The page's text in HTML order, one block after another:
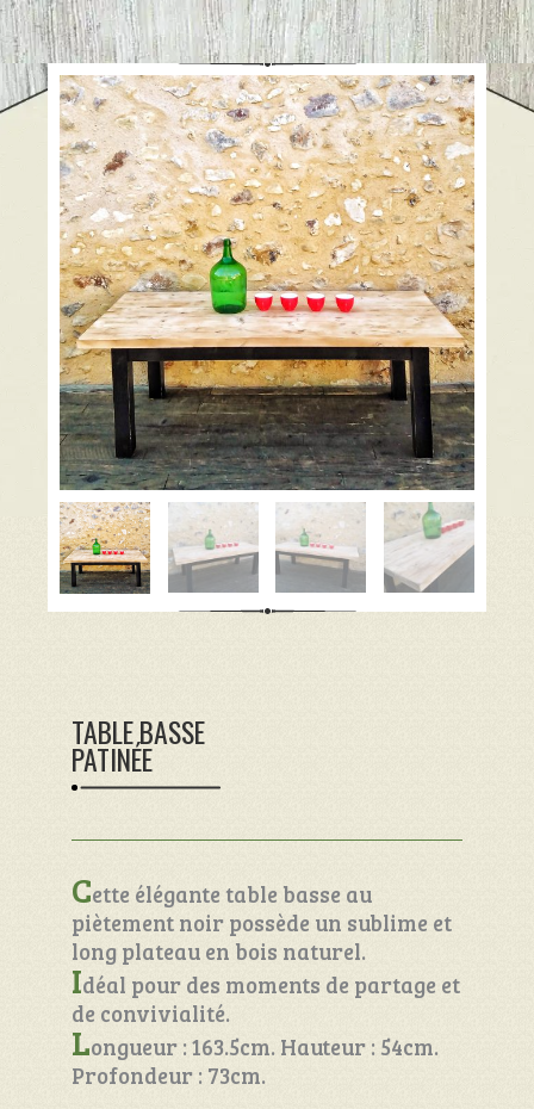
TABLE BASSE
PATINÉE
Cette élégante table basse au
piètement noir possède un sublime et
long plateau en bois naturel.
Idéal pour des moments de partage et
de convivialité.
Longueur : 163.5cm. Hauteur : 54cm.
Profondeur : 73cm.